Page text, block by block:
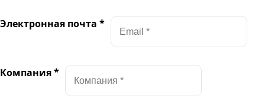
Электронная почта *
Компания*